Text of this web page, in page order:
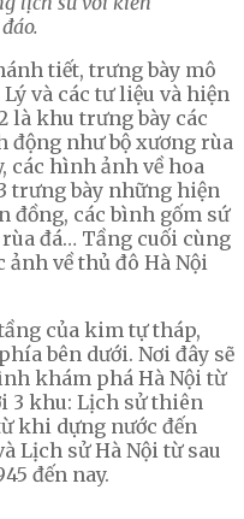
tiết, trưng bày mô
và các tư liệu và hiện
là khu trưng bày các
như bộ xương rùa
các hình ảnh về hoa
trưng bày những hiện
đồng, các bình gốm sứ
đá… Tầng cuối cùng
về thủ đô Hà Nội
của kim tự tháp,
bên dưới. Nơi đây sẽ
khám phá Hà Nội từ
3 khu: Lịch sử thiên
khi dựng nước đến
Lịch sử Hà Nội từ sau
đến nay.